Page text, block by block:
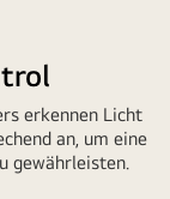
erkennen Licht
an, um eine
gewährleisten.